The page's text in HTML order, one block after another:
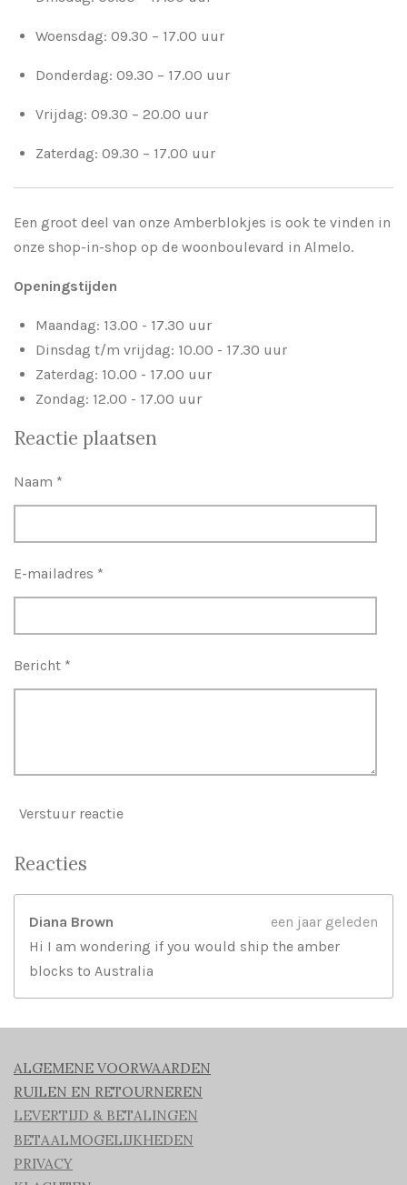
Woensdag: 09.30 – 17.00 uur
Donderdag: 09.30 – 17.00 uur
Vrijdag: 09.30 – 20.00 uur
Zaterdag: 09.30 – 17.00 uur
Een groot deel van onze Amberblokjes is ook te vinden in
onze shop-in-shop op de woonboulevard in Almelo.
Openingstijden
Maandag: 13.00 - 17.30 uur
Dinsdag t/m vrijdag: 10.00 - 17.30 uur
Zaterdag: 10.00 - 17.00 uur
Zondag: 12.00 - 17.00 uur
Reactie plaatsen
Naam *
E-mailadres *
Bericht *
Verstuur reactie
Reacties
Diana Brown
een jaar geleden
Hi I am wondering if you would ship the amber
blocks to Australia
ALGEMENE VOORWAARDEN
RUILEN EN RETOURNEREN
LEVERTIJD & BETALINGEN
BETAALMOGELIJKHEDEN
PRIVACY